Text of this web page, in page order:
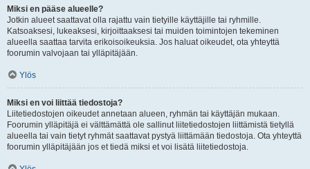
Miksi en pääse alueelle?
Jotkin alueet saattavat olla rajattu vain tietyille käyttäjille tai ryhmille.
Katsoaksesi, lukeaksesi, kirjoittaaksesi tai muiden toimintojen tekeminen
alueella saattaa tarvita erikoisoikeuksia. Jos haluat oikeudet, ota yhteyttä
foorumin valvojaan tai ylläpitäjään.
Ylös
Miksi en voi liittää tiedostoja?
Liitetiedostojen oikeudet annetaan alueen, ryhmän tai käyttäjän mukaan.
Foorumin ylläpitäjä ei välttämättä ole sallinut liitetiedostojen liittämistä tietyllä
alueella tai vain tietyt ryhmät saattavat pystyä liittämään tiedostoja. Ota yhteyttä
foorumin ylläpitäjään jos et tiedä miksi et voi lisätä liitetiedostoja.